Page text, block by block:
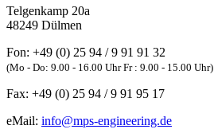
Telgenkamp 20a
48249 Dülmen
Fon: +49 (0) 25 94 / 9 91 91 32
(Mo - Do: 9.00 - 16.00 Uhr Fr : 9.00 - 15.00 Uhr)
Fax: +49 (0) 25 94 / 9 91 95 17
eMail: info@mps-engineering.de